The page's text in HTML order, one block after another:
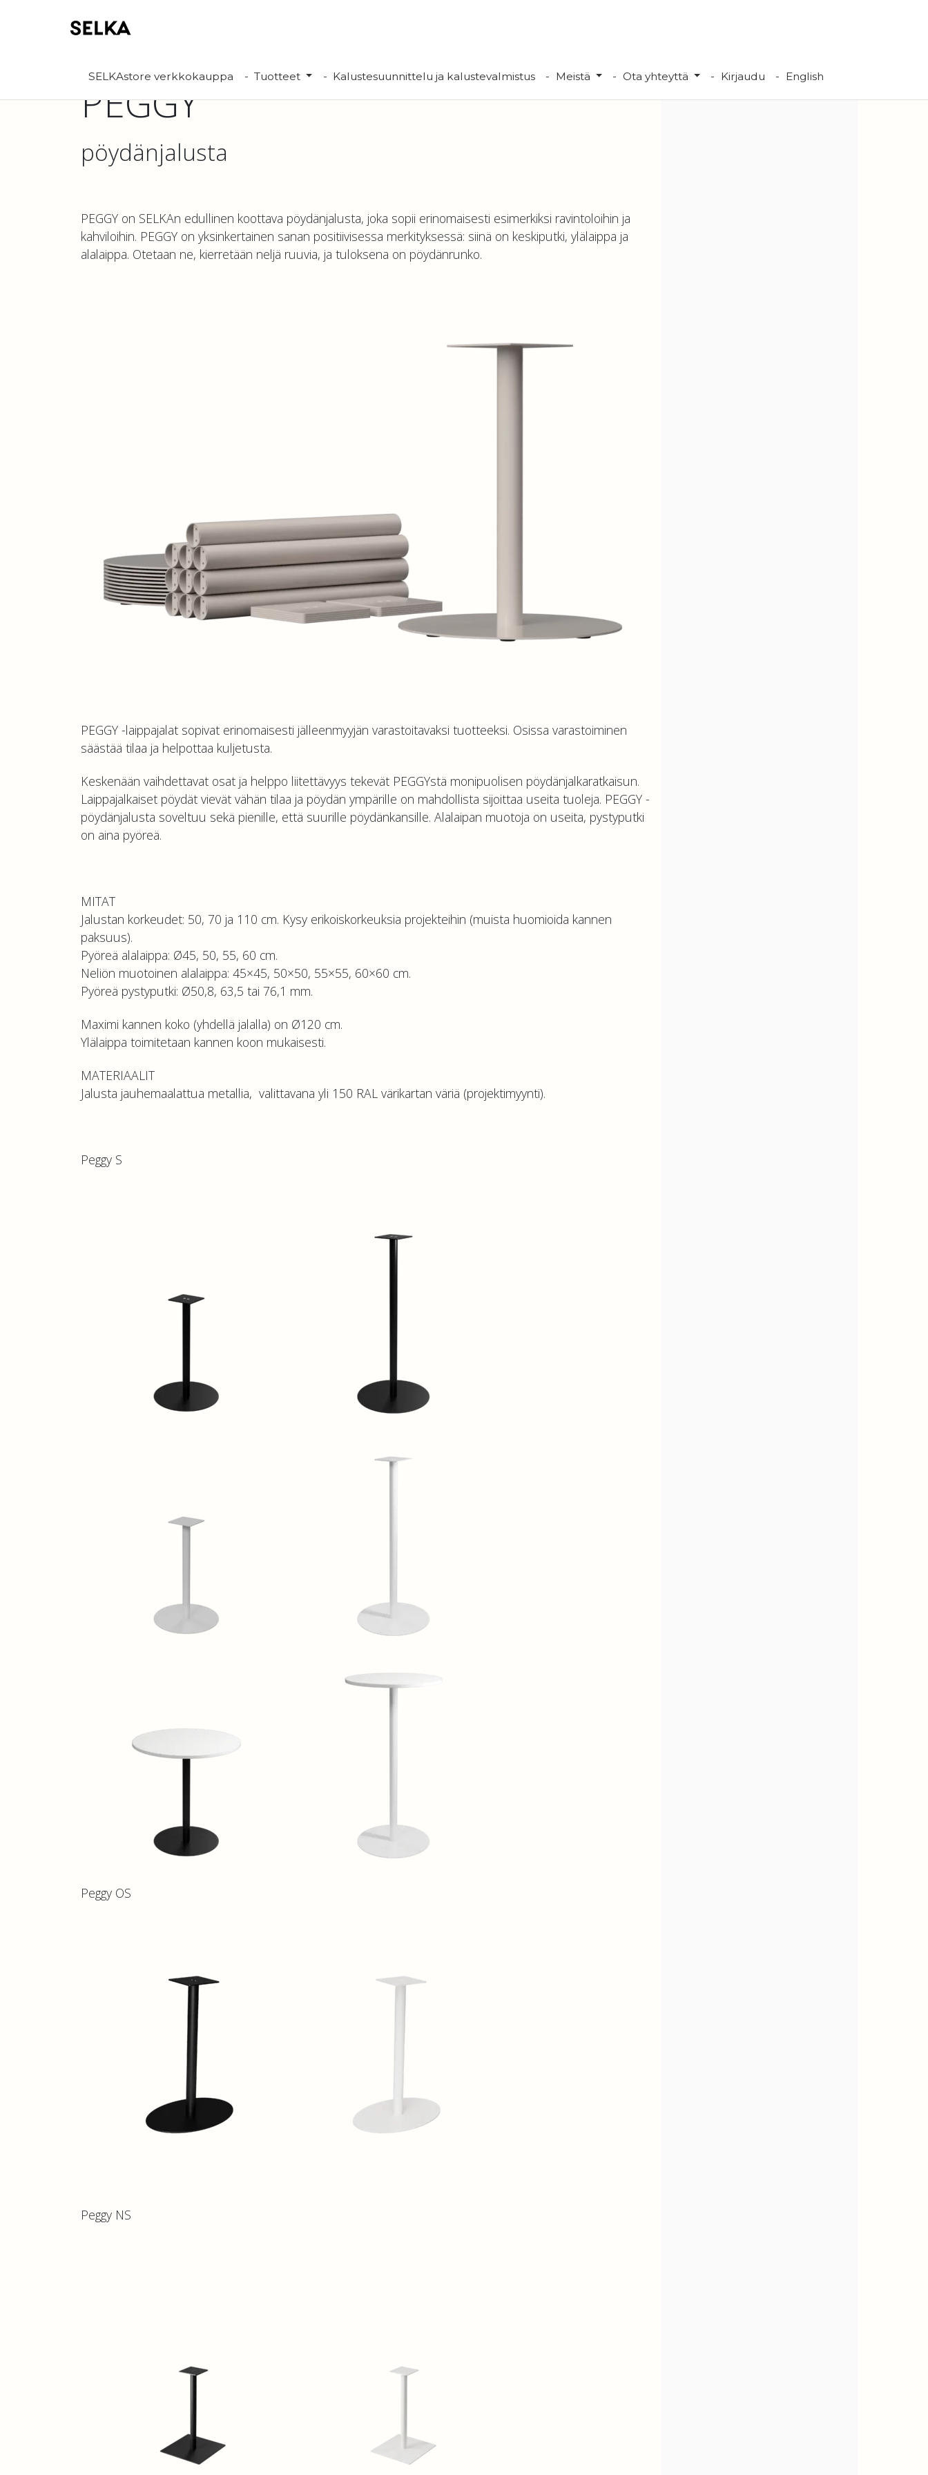
SELKAstore verkkokauppa Tuotteet Kalustesuunnittelu ja kalustevalmistus Meistä Ota yhteyttä Kirjaudu English
PEGGY
pöydänjalusta
PEGGY on SELKAn edullinen koottava pöydänjalusta, joka sopii erinomaisesti esimerkiksi ravintoloihin ja
kahviloihin. PEGGY on yksinkertainen sanan positiivisessa merkityksessä: siinä on keskiputki, ylälaippa ja
alalaippa. Otetaan ne, kierretään neljä ruuvia, ja tuloksena on pöydänrunko.
PEGGY -laippajalat sopivat erinomaisesti jälleenmyyjän varastoitavaksi tuotteeksi. Osissa varastoiminen
säästää tilaa ja helpottaa kuljetusta.
Keskenään vaihdettavat osat ja helppo liitettävyys tekevät PEGGYstä monipuolisen pöydänjalkaratkaisun.
Laippajalkaiset pöydät vievät vähän tilaa ja pöydän ympärille on mahdollista sijoittaa useita tuoleja. PEGGY -
pöydänjalusta soveltuu sekä pienille, että suurille pöydänkansille. Alalaipan muotoja on useita, pystyputki
on aina pyöreä.
MITAT
Jalustan korkeudet: 50, 70 ja 110 cm. Kysy erikoiskorkeuksia projekteihin (muista huomioida kannen
paksuus).
Pyöreä alalaippa: Ø45, 50, 55, 60 cm.
Neliön muotoinen alalaippa: 45×45, 50×50, 55×55, 60×60 cm.
Pyöreä pystyputki: Ø50,8, 63,5 tai 76,1 mm.
Maximi kannen koko (yhdellä jalalla) on Ø120 cm.
Ylälaippa toimitetaan kannen koon mukaisesti.
MATERIAALIT
Jalusta jauhemaalattua metallia, valittavana yli 150 RAL värikartan väriä (projektimyynti).
Peggy S
Peggy OS
Peggy NS